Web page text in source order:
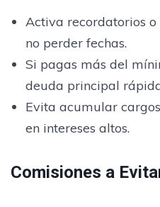
Activa recordatorios
no perder fechas.
Si pagas más del
deuda principal
Evita acumular
en intereses altos.
Comisiones a